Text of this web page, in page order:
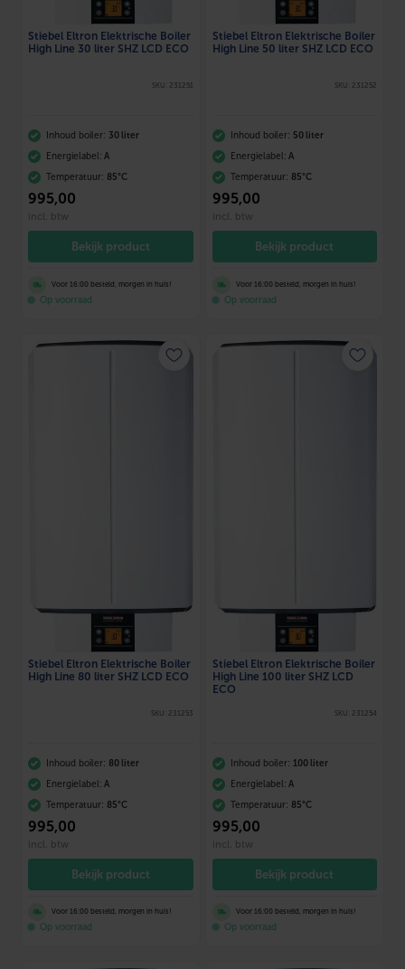
Stiebel Eltron Elektrische Boiler
High Line 30 liter SHZ LCD ECO
SKU: 231251
Inhoud boiler: 30 liter
Energielabel: A
Temperatuur: 85°C
995,00
incl. btw
Bekijk product
Voor 16:00 besteld, morgen in huis!
Op voorraad
Stiebel Eltron Elektrische Boiler
High Line 50 liter SHZ LCD ECO
SKU: 231252
Inhoud boiler: 50 liter
Energielabel: A
Temperatuur: 85°C
995,00
incl. btw
Bekijk product
Voor 16:00 besteld, morgen in huis!
Op voorraad
Stiebel Eltron Elektrische Boiler
High Line 80 liter SHZ LCD ECO
SKU: 231253
Inhoud boiler: 80 liter
Energielabel: A
Temperatuur: 85°C
995,00
incl. btw
Bekijk product
Voor 16:00 besteld, morgen in huis!
Op voorraad
Stiebel Eltron Elektrische Boiler
High Line 100 liter SHZ LCD
ECO
SKU: 231254
Inhoud boiler: 100 liter
Energielabel: A
Temperatuur: 85°C
995,00
incl. btw
Bekijk product
Voor 16:00 besteld, morgen in huis!
Op voorraad